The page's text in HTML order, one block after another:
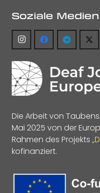
Soziale Medien
Die Arbeit von
Mai 2025 von der
Rahmen des Projekts
kofinanziert.